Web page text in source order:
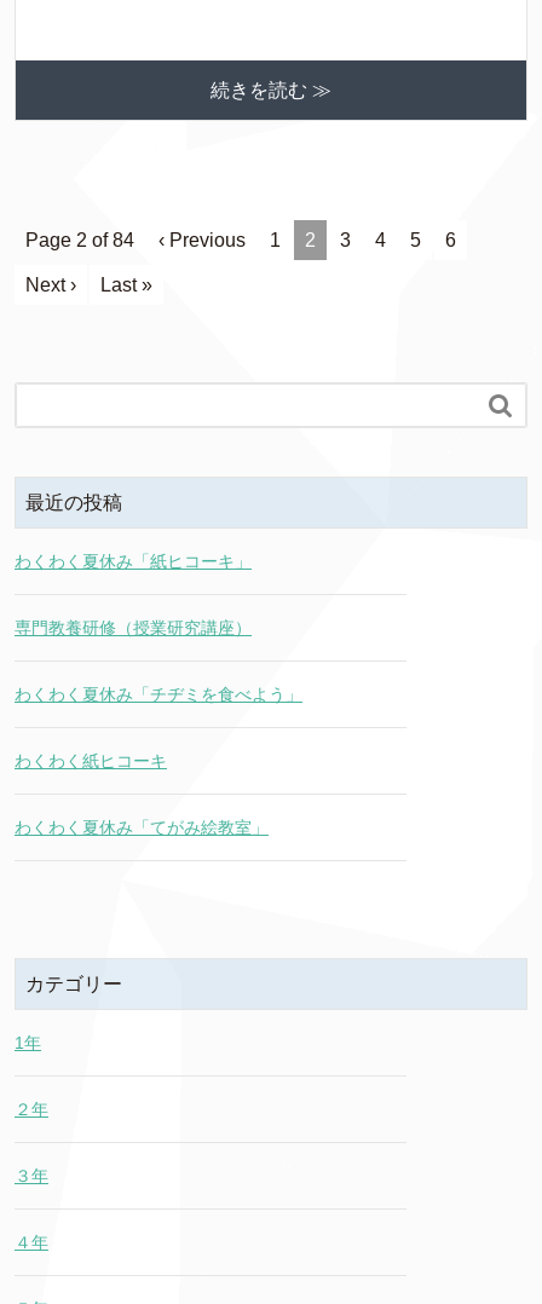
続きを読む ≫
Page 2 of 84 ‹ Previous 1 2 3 4 5 6
Next › Last »

最近の投稿
わくわく夏休み「紙ヒコーキ」
専門教養研修（授業研究講座）
わくわく夏休み「チヂミを食べよう」
わくわく紙ヒコーキ
わくわく夏休み「てがみ絵教室」
カテゴリー
1年
２年
３年
４年